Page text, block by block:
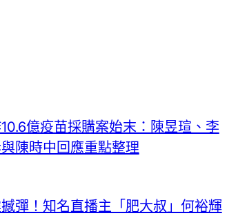
億疫苗採購案始末：陳昱瑄、李
陳時中回應重點整理
彈！知名直播主「肥大叔」何裕輝